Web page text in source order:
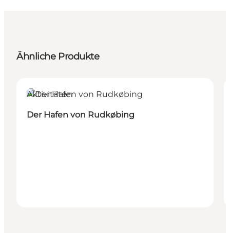
Ähnliche Produkte
Aktivitäten
Der Hafen von Rudkøbing